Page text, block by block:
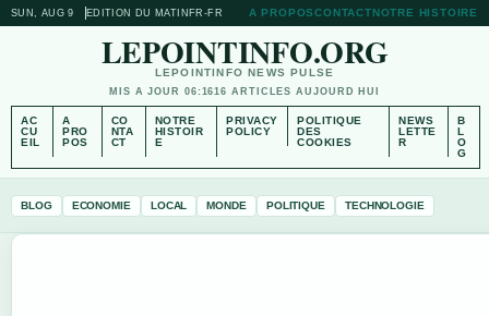
SUN, AUG 9 EDITION DU MATIN FR-FR A PROPOSCONTACTNOTRE HISTOIRE
LEPOINTINFO.ORG
LEPOINTINFO NEWS PULSE
MIS A JOUR 06:1616 ARTICLES AUJOURD HUI
AC
CU
EIL
A
PRO
POS
CO
NTA
CT
NOTRE
HISTOIR
E
PRIVACY
POLICY
POLITIQUE
DES
COOKIES
NEWS
LETTE
R
B
L
O
G
BLOG ECONOMIE LOCAL MONDE POLITIQUE TECHNOLOGIE